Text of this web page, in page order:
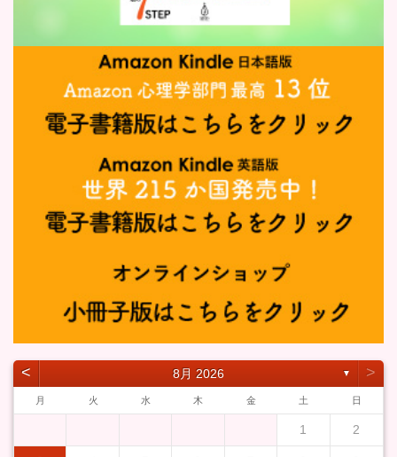
˂ 8月 2026 ▼ ˃
月 火 水 木 金 土 日
1 2